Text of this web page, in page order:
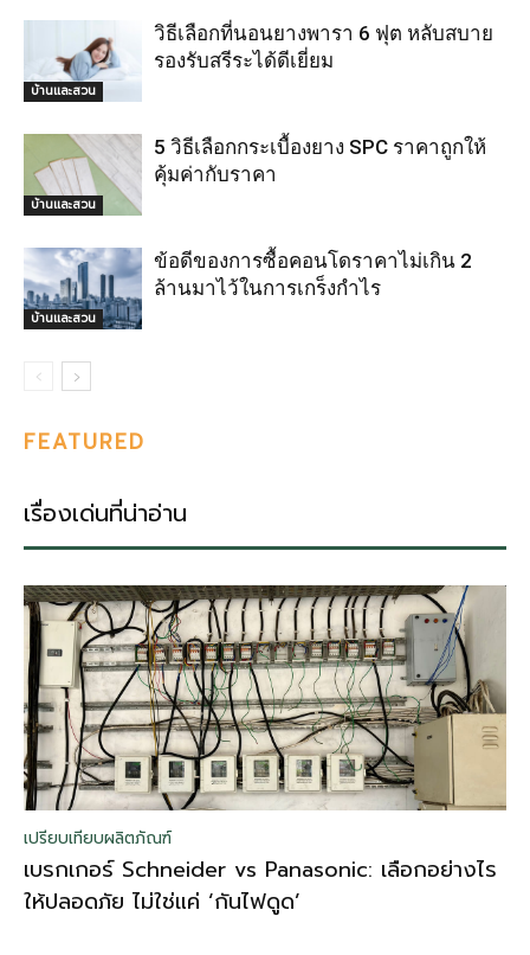
บ้านและสวน
วิธีเลือกที่นอนยางพารา 6 ฟุต หลับสบาย
รองรับสรีระได้ดีเยี่ยม
บ้านและสวน
5 วิธีเลือกกระเบื้องยาง SPC ราคาถูกให้
คุ้มค่ากับราคา
บ้านและสวน
ข้อดีของการซื้อคอนโดราคาไม่เกิน 2
ล้านมาไว้ในการเกร็งกำไร
FEATURED
เรื่องเด่นที่น่าอ่าน
เปรียบเทียบผลิตภัณฑ์
เบรกเกอร์ Schneider vs Panasonic: เลือกอย่างไร
ให้ปลอดภัย ไม่ใช่แค่ ‘กันไฟดูด’